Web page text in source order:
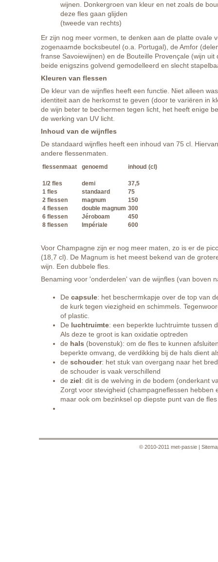
wijnen. Donkergroen van kleur en net zoals de
deze fles gaan glijden
(tweede van rechts)
Er zijn nog meer vormen, te denken aan de platte ovale
zogenaamde bocksbeutel (o.a. Portugal), de Amfor
franse Savoiewijnen) en de Bouteille Provençale (wijn uit
beide enigszins golvend gemodelleerd en slecht
Kleuren van flessen
De kleur van de wijnfles heeft een functie. Niet alleen
identiteit aan de herkomst te geven (door te variëren in
de wijn beter te bechermen tegen licht, het heeft enige
de werking van UV licht.
Inhoud van de wijnfles
De standaard wijnfles heeft een inhoud van 75 cl.
andere flessenmaten.
flessenmaat
1/2 fles
1 fles
2 flessen
4 flessen
6 flessen
8 flessen
genoemd
demi
standaard
magnum
double magnum
Jéroboam
Impériale
inhoud
37,5
75
150
300
450
600
(cl)
Voor Champagne zijn er nog meer maten, zo is er de
(18,7 cl). De Magnum is het meest bekend van de
wijn. Een dubbele fles.
Benaming voor 'onderdelen' van de wijnfles (van boven
De capsule: het beschermkapje over de top van
de kurk tegen viezigheid en schimmels.
of plastic.
De luchtruimte: een beperkte luchtruimte tussen
Als deze te groot is kan oxidatie optreden
de hals (bovenstuk): om de fles te kunnen
beperkte omvang, de verdikking bij de hals dient
de schouder: het stuk van overgang naar het
de schouder is vaak verschillend
de ziel: dit is de welving in de bodem (onderkant
Zorgt voor stevigheid (champagneflessen hebben
maar ook om bezinksel op diepste punt van de
© 2010-2011 met-passie |